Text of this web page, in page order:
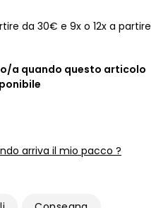
da 30€ e 9x o 12x a partire
a quando questo articolo
arriva il mio pacco ?